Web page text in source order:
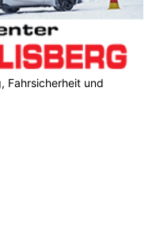
Fahrsicherheit und